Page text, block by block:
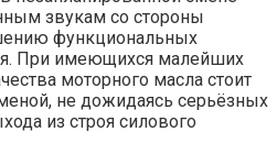
звукам со стороны
функциональных
При имеющихся малейших
моторного масла стоит
не дожидаясь серьёзных
из строя силового